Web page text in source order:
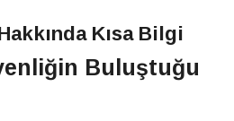
Kısa Bilgi
Buluştuğu